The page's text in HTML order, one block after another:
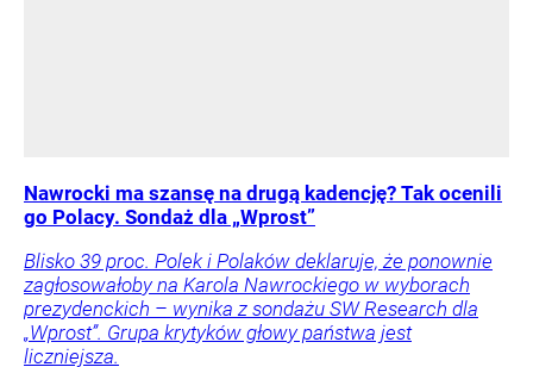
Nawrocki ma szansę na drugą kadencję? Tak ocenili
go Polacy. Sondaż dla „Wprost”
Blisko 39 proc. Polek i Polaków deklaruje, że ponownie
zagłosowałoby na Karola Nawrockiego w wyborach
prezydenckich – wynika z sondażu SW Research dla
„Wprost”. Grupa krytyków głowy państwa jest
liczniejsza.